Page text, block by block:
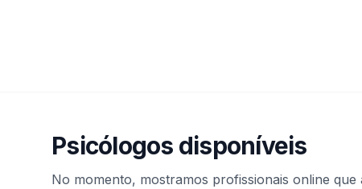
Psicólogos disponíveis
No momento, mostramos profissionais online